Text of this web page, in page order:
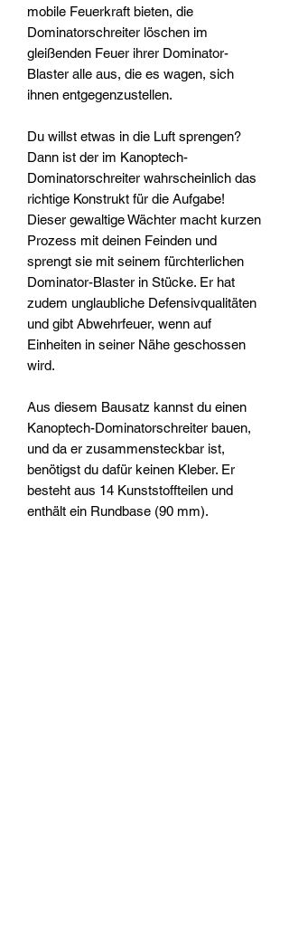
mobile Feuerkraft bieten, die
Dominatorschreiter löschen im
gleißenden Feuer ihrer Dominator-
Blaster alle aus, die es wagen, sich
ihnen entgegenzustellen.
Du willst etwas in die Luft sprengen?
Dann ist der im Kanoptech-
Dominatorschreiter wahrscheinlich das
richtige Konstrukt für die Aufgabe!
Dieser gewaltige Wächter macht kurzen
Prozess mit deinen Feinden und
sprengt sie mit seinem fürchterlichen
Dominator-Blaster in Stücke. Er hat
zudem unglaubliche Defensivqualitäten
und gibt Abwehrfeuer, wenn auf
Einheiten in seiner Nähe geschossen
wird.
Aus diesem Bausatz kannst du einen
Kanoptech-Dominatorschreiter bauen,
und da er zusammensteckbar ist,
benötigst du dafür keinen Kleber. Er
besteht aus 14 Kunststoffteilen und
enthält ein Rundbase (90 mm).